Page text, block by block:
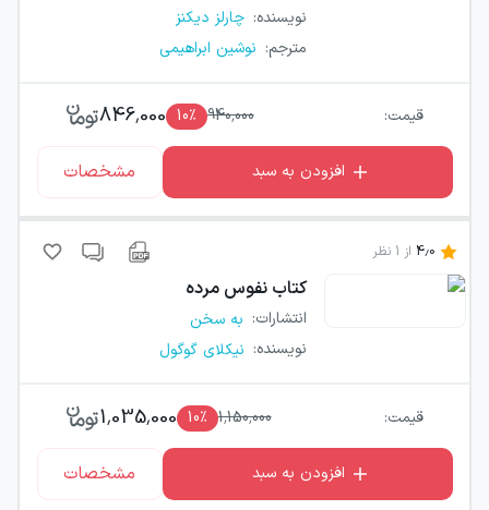
نویسنده: چارلز دیکنز
مترجم: نوشین ابراهیمی
قیمت: 940,000
10٪ 846,000
افزودن به سبد مشخصات
4.0 از 1 نظر
کتاب نفوس مرده
انتشارات: به سخن
نویسنده: نیکلای گوگول
قیمت: 1,150,000
10٪ 1,035,000
افزودن به سبد مشخصات